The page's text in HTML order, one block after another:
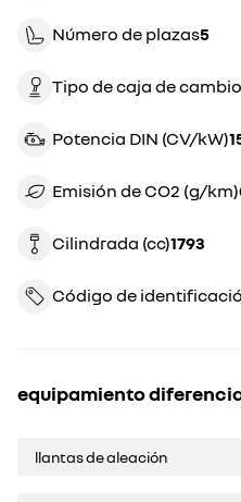
Número de plazas5
Tipo de caja de
Potencia DIN (CV/kW)
Emisión de CO2 (g/km)
Cilindrada (cc) 1793
Código de
equipamiento
llantas de aleación